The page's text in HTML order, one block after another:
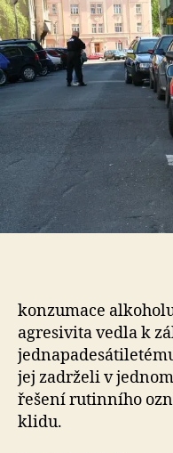
konzumace
agresivita vedla k
jej zadrželi v
řešení rutinního
klidu.